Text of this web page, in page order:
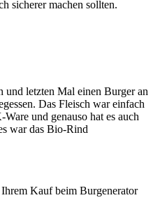
sicherer machen sollten.
und letzten Mal einen Burger an
Das Fleisch war einfach
und genauso hat es auch
war das Bio-Rind
Kauf beim Burgenerator